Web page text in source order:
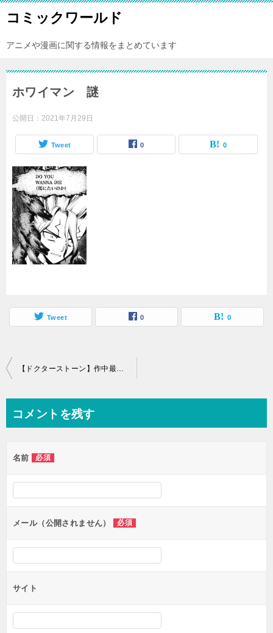
コミックワールド
アニメや漫画に関する情報をまとめています
ホワイマン 謎
公開日： 2021年7月29日
Tweet 0 0
Tweet 0 0
投
ビ
ー
シ
ョ
ン
コメントを残す
名前 必須
メール（公開されません） 必須
サイト